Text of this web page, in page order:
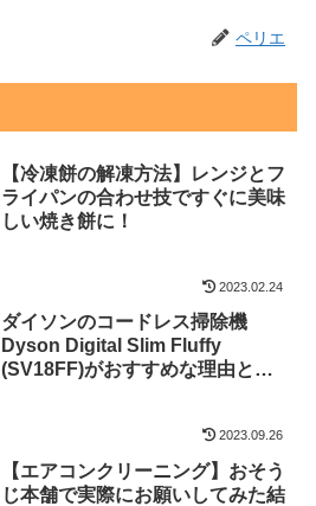
ペリエ
【冷凍餅の解凍方法】レンジとフ
ライパンの合わせ技ですぐに美味
しい焼き餅に！
2023.02.24
ダイソンのコードレス掃除機
Dyson Digital Slim Fluffy
(SV18FF)がおすすめな理由と使
2023.09.26
【エアコンクリーニング】おそう
じ本舗で実際にお願いしてみた結